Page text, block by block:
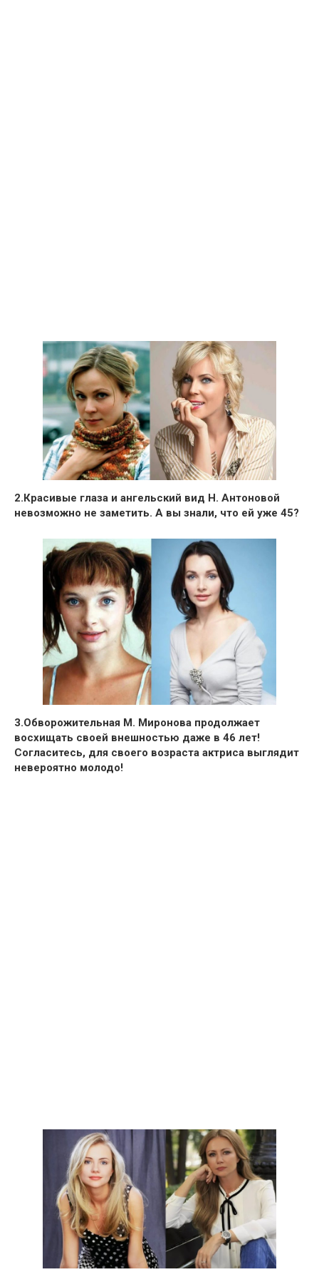
2. Красивые глаза и ангельский вид Н. Антоновой
невозможно не заметить. А вы знали, что ей уже 45?
3.Обворожительная М. Миронова продолжает
восхищать своей внешностью даже в 46 лет!
Согласитесь, для своего возраста актриса выглядит
невероятно молодо!